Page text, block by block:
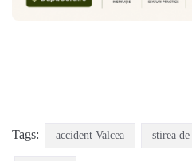
Tags: accident Valcea stirea